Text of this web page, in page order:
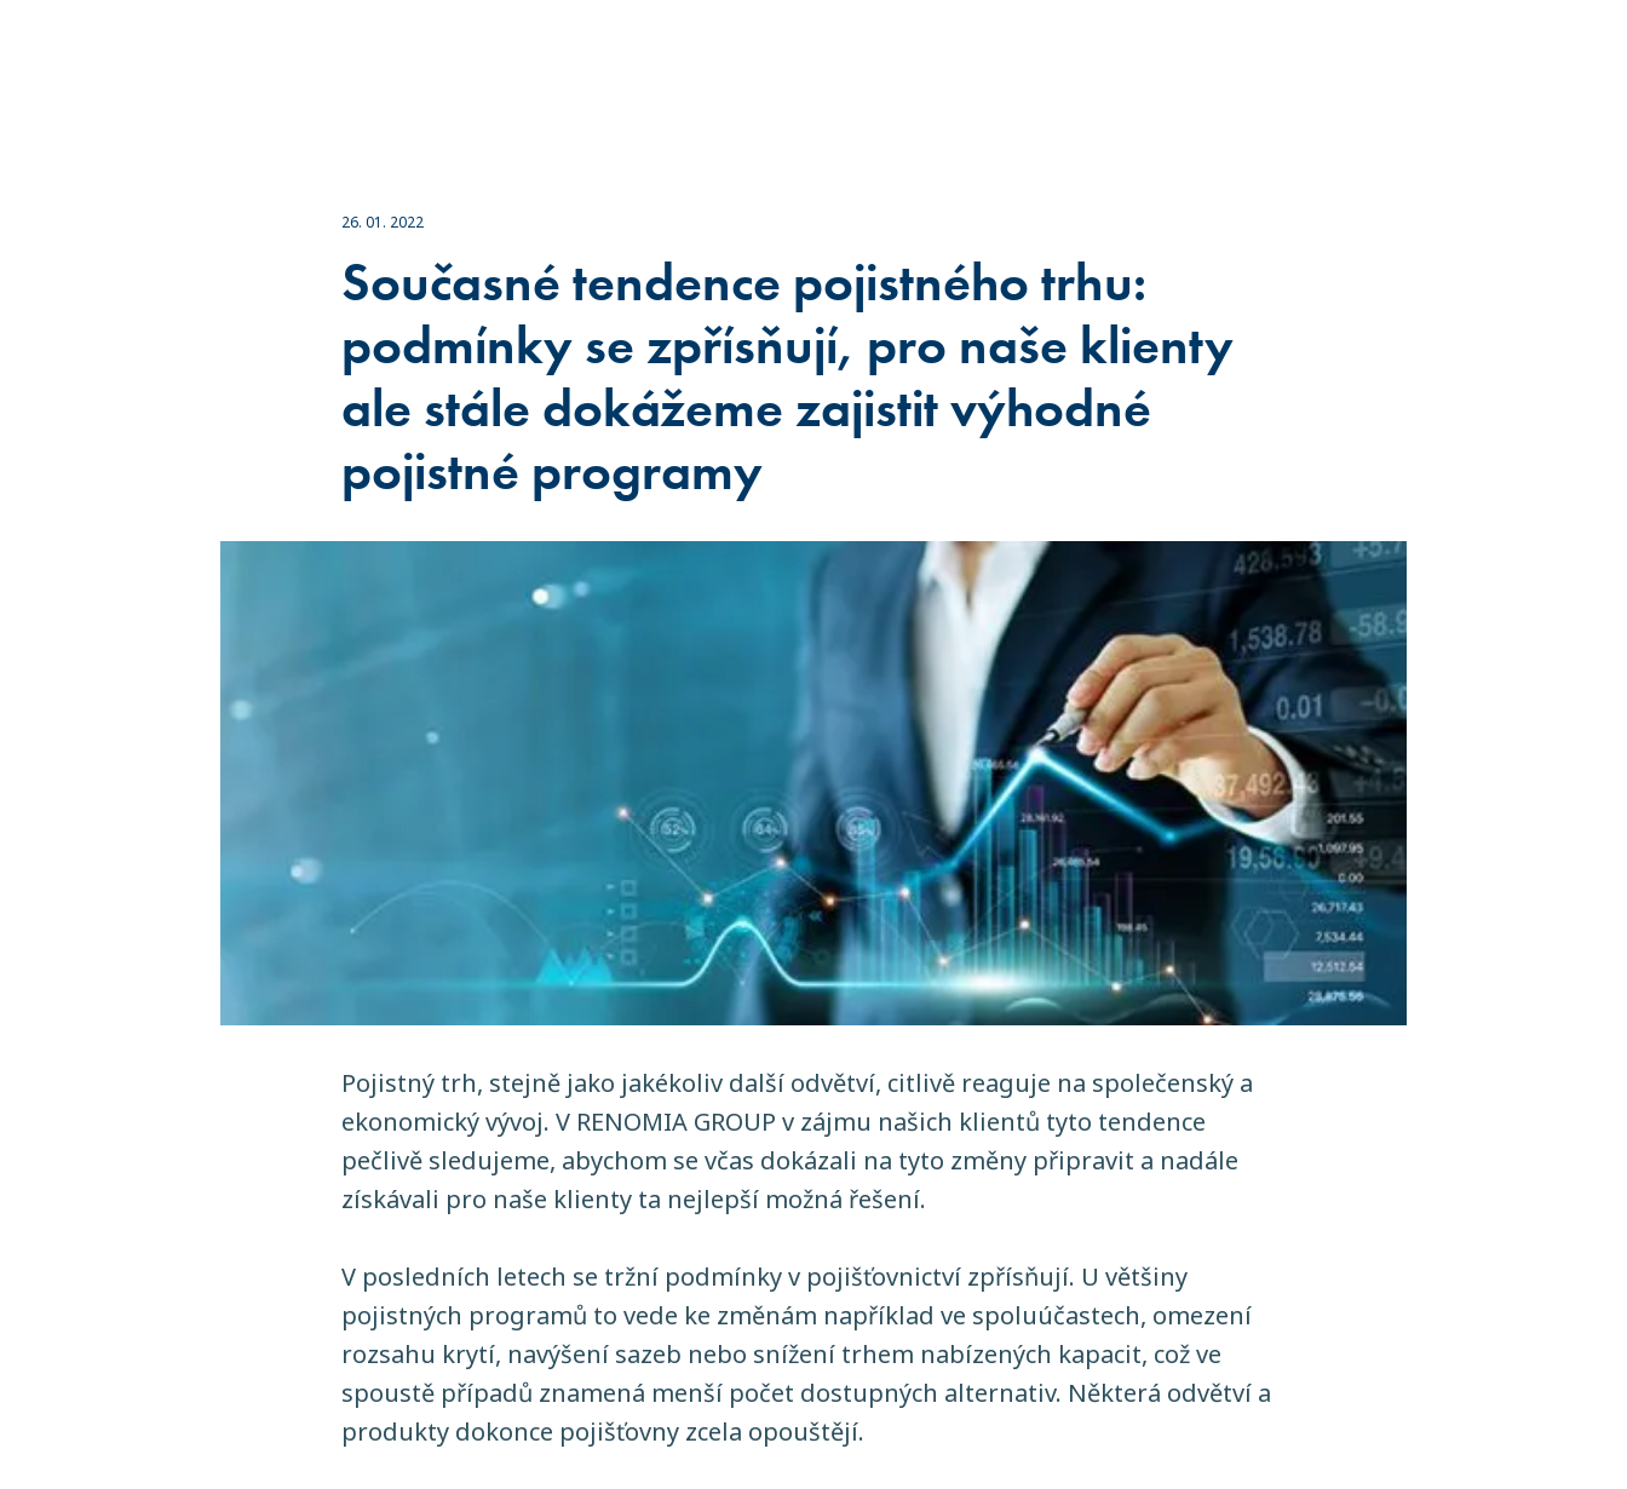
26. 01. 2022
Současné tendence pojistného trhu:
podmínky se zpřísňují, pro naše klienty
ale stále dokážeme zajistit výhodné
pojistné programy
Pojistný trh, stejně jako jakékoliv další odvětví, citlivě reaguje na společenský a
ekonomický vývoj. V RENOMIA GROUP v zájmu našich klientů tyto tendence
pečlivě sledujeme, abychom se včas dokázali na tyto změny připravit a nadále
získávali pro naše klienty ta nejlepší možná řešení.
V posledních letech se tržní podmínky v pojišťovnictví zpřísňují. U většiny
pojistných programů to vede ke změnám například ve spoluúčastech, omezení
rozsahu krytí, navýšení sazeb nebo snížení trhem nabízených kapacit, což ve
spoustě případů znamená menší počet dostupných alternativ. Některá odvětví a
produkty dokonce pojišťovny zcela opouštějí.